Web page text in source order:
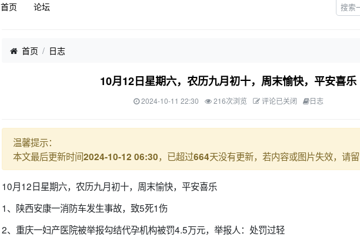
首页 论坛
首页 日志
10月12日星期六，农历九月初十，周末愉快，平安喜乐
2024-10-11 22:30 216次浏览 评论已关闭 日志
温馨提示：
本文最后更新时间2024-10-12 06:30，已超过664天没有更新，若内容或图片失效，请
10月12日星期六，农历九月初十，周末愉快，平安喜乐
1、陕西安康一消防车发生事故，致5死1伤
2、重庆一妇产医院被举报勾结代孕机构被罚4.5万元，举报人：处罚过轻